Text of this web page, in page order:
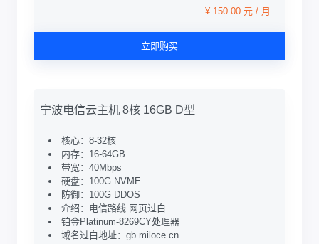
¥ 150.00 元 / 月
立即购买
宁波电信云主机 8核 16GB D型
核心：8-32核
内存：16-64GB
带宽：40Mbps
硬盘：100G NVME
防御：100G DDOS
介绍：电信路线 网页过白
铂金Platinum-8269CY处理器
域名过白地址：gb.miloce.cn